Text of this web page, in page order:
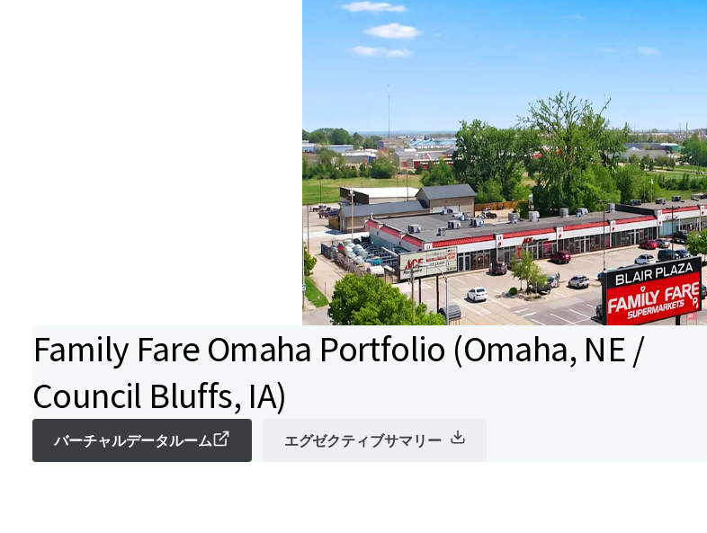
Family Fare Omaha Portfolio (Omaha, NE /
Council Bluffs, IA)
バーチャルデータルーム エグゼクティブサマリー